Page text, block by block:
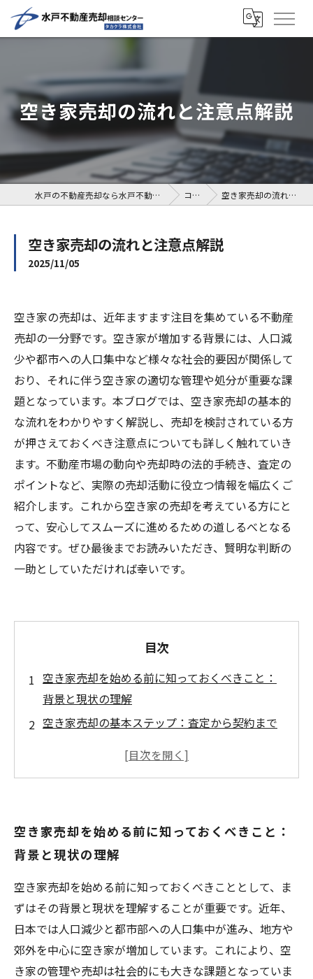
空き家売却の流れと注意点解説
水戸の不動産売却なら水戸不動産売却相談センター コラム 空き家売却の流れと注意点解説
空き家売却の流れと注意点解説
2025/11/05
空き家の売却は、近年ますます注目を集めている不動産
売却の一分野です。空き家が増加する背景には、人口減
少や都市への人口集中など様々な社会的要因が関係して
おり、それに伴う空き家の適切な管理や処分が重要な課
題となっています。本ブログでは、空き家売却の基本的
な流れをわかりやすく解説し、売却を検討されている方
が押さえておくべき注意点についても詳しく触れていき
ます。不動産市場の動向や売却時の法的手続き、査定の
ポイントなど、実際の売却活動に役立つ情報を幅広くご
紹介します。これから空き家の売却を考えている方にと
って、安心してスムーズに進めるための道しるべとなる
内容です。ぜひ最後までお読みいただき、賢明な判断の
一助としていただければ幸いです。
目次
空き家売却を始める前に知っておくべきこと：
背景と現状の理解
空き家売却の基本ステップ：査定から契約まで
トラブル回避のポイント：売却時に注意すべき
成功の秘訣
空き家売却の完了まで：スムーズに売却するた
めの総まとめ
空き家売却でよくある失敗とは？事例から学ぶ
注意点
空き家の価値を最大化する秘訣と売却後の活用
アイデア
空き家売却を始める前に知っておくべきこと：
背景と現状の理解
空き家売却を始める前に知っておくべきこととして、ま
ずはその背景と現状を理解することが重要です。近年、
日本では人口減少と都市部への人口集中が進み、地方や
郊外を中心に空き家が増加しています。これにより、空
き家の管理や売却は社会的にも大きな課題となっていま